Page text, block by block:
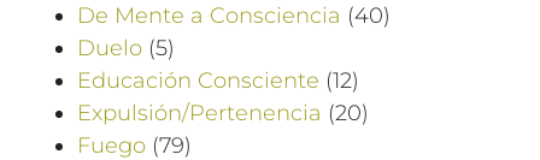
De Mente a Consciencia (40)
Duelo (5)
Educación Consciente (12)
Expulsión/Pertenencia (20)
Fuego (79)